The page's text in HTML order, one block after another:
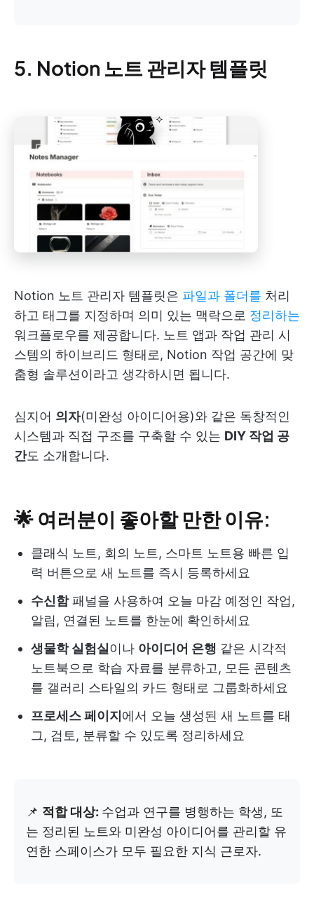
5. Notion 노트 관리자 템플릿
Notion 노트 관리자 템플릿은 파일과 폴더를 처리
하고 태그를 지정하며 의미 있는 맥락으로 정리하는
워크플로우를 제공합니다. 노트 앱과 작업 관리 시
스템의 하이브리드 형태로, Notion 작업 공간에 맞
춤형 솔루션이라고 생각하시면 됩니다.
심지어 의자(미완성 아이디어용)와 같은 독창적인
시스템과 직접 구조를 구축할 수 있는 DIY 작업 공
간도 소개합니다.
🌟 여러분이 좋아할 만한 이유:
클래식 노트, 회의 노트, 스마트 노트용 빠른 입
력 버튼으로 새 노트를 즉시 등록하세요
수신함패널을 사용하여 오늘 마감 예정인 작업,
알림, 연결된 노트를 한눈에 확인하세요
생물학 실험실이나 아이디어 은행 같은 시각적
노트북으로 학습 자료를 분류하고, 모든 콘텐츠
를 갤러리 스타일의 카드 형태로 그룹화하세요
프로세스 페이지에서 오늘 생성된 새 노트를 태
그, 검토, 분류할 수 있도록 정리하세요
📌 적합 대상: 수업과 연구를 병행하는 학생, 또
는 정리된 노트와 미완성 아이디어를 관리할 유
연한 스페이스가 모두 필요한 지식 근로자.